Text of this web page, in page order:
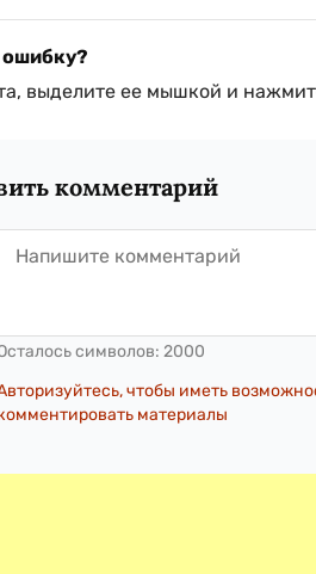
выделите ее мышкой и
комментарий
символов: 2000
чтобы иметь
материалы